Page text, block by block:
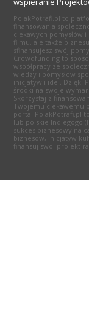
PolakPotrafi.pl to
finansowania
ciekawych pomysłów
filmu, ale także
sfinansujesz swój
Crowdfunding to
współpracy ze
wiedzy i pomysłów
inicjatyw i idei. Dzięki
środki na swoje
Skorzystaj z
Twojemu ciekawemu
portal PolakPotrafi.pl
lub polskie Indiegogo
sukces biznesowy na
biznesów, inicjatyw
finansuj swój projekt